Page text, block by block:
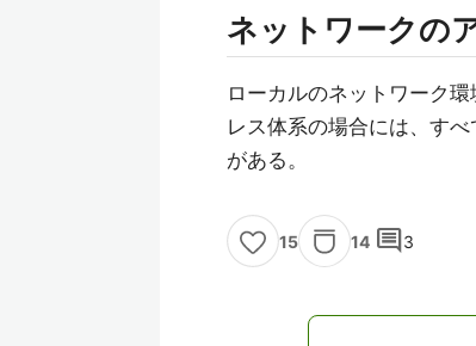
ネットワークの
ローカルのネットワーク
レス体系の場合には、す
がある。
15 14 comment3